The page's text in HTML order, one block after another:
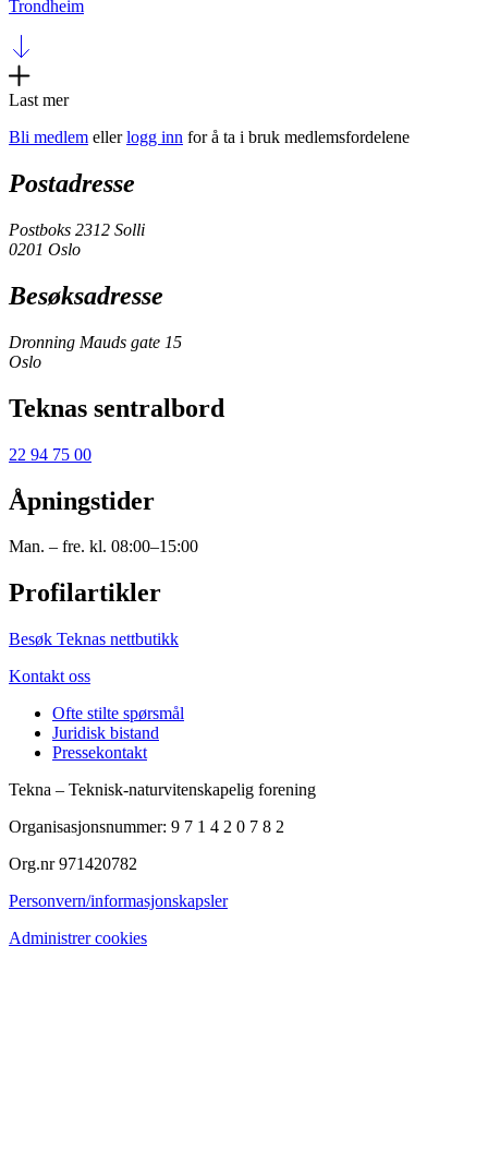
Trondheim
Last mer
Bli medlem ellerlogg inn for å ta i bruk medlemsfordelene
Postadresse
Postboks 2312 Solli
0201 Oslo
Besøksadresse
Dronning Mauds gate 15
Oslo
Teknas sentralbord
22 94 75 00
Åpningstider
Man. – fre. kl. 08:00–15:00
Profilartikler
Besøk Teknas nettbutikk
Kontakt oss
Ofte stilte spørsmål
Juridisk bistand
Pressekontakt
Tekna – Teknisk-naturvitenskapelig forening
Organisasjonsnummer: 9 7 1 4 2 0 7 8 2
Org.nr 971420782
Personvern/informasjonskapsler
Administrer cookies